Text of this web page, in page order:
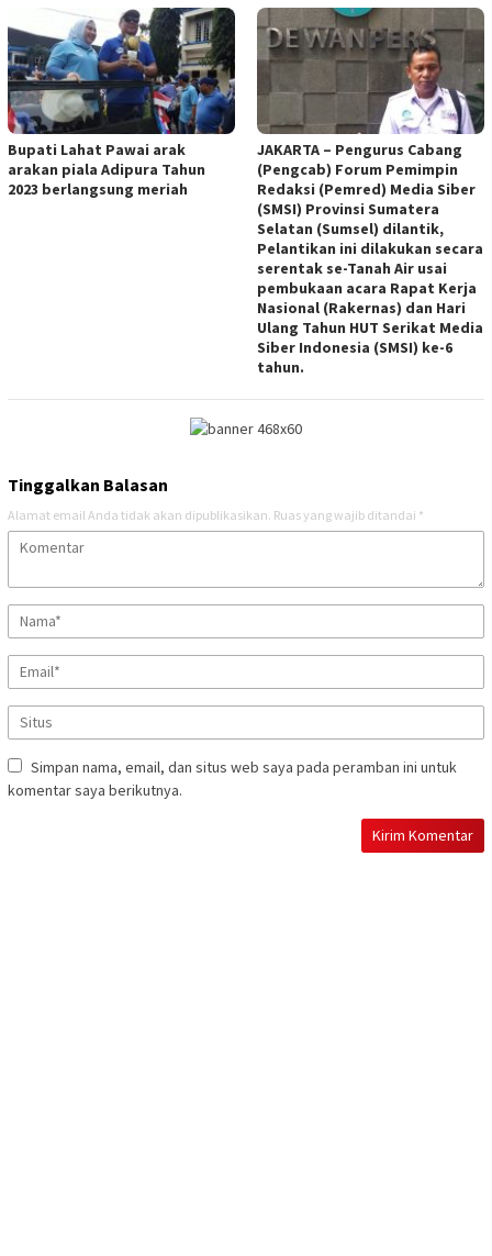
Bupati Lahat Pawai arak
arakan piala Adipura Tahun
2023 berlangsung meriah
JAKARTA – Pengurus Cabang
(Pengcab) Forum Pemimpin
Redaksi (Pemred) Media Siber
(SMSI) Provinsi Sumatera
Selatan (Sumsel) dilantik,
Pelantikan ini dilakukan secara
serentak se-Tanah Air usai
pembukaan acara Rapat Kerja
Nasional (Rakernas) dan Hari
Ulang Tahun HUT Serikat Media
Siber Indonesia (SMSI) ke-6
tahun.
Tinggalkan Balasan
Alamat email Anda tidak akan dipublikasikan. Ruas yang wajib ditandai *
Simpan nama, email, dan situs web saya pada peramban ini untuk
komentar saya berikutnya.